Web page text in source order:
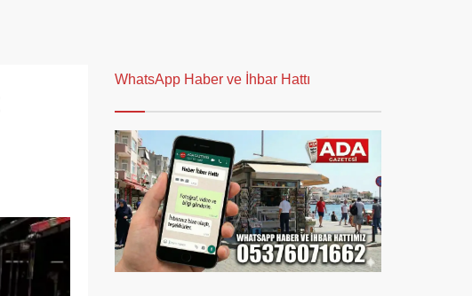
WhatsApp Haber ve İhbar Hattı